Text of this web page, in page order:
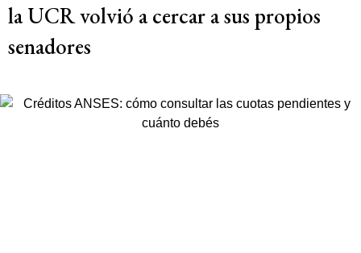
la UCR volvió a cercar a sus propios
senadores